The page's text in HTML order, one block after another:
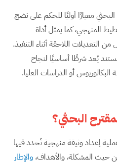
البحثي معيارًا أوليًا للحكم على نضج
المنهجي، كما يمثل أداة
التعديلات اللاحقة أثناء التنفيذ.
يُعد شرطًا أساسيًا لنجاح
أو الدراسات العليا.
البحثي؟
إعداد وثيقة منهجية تُحدد فيها
حيث المشكلة، والأهداف، والإطار